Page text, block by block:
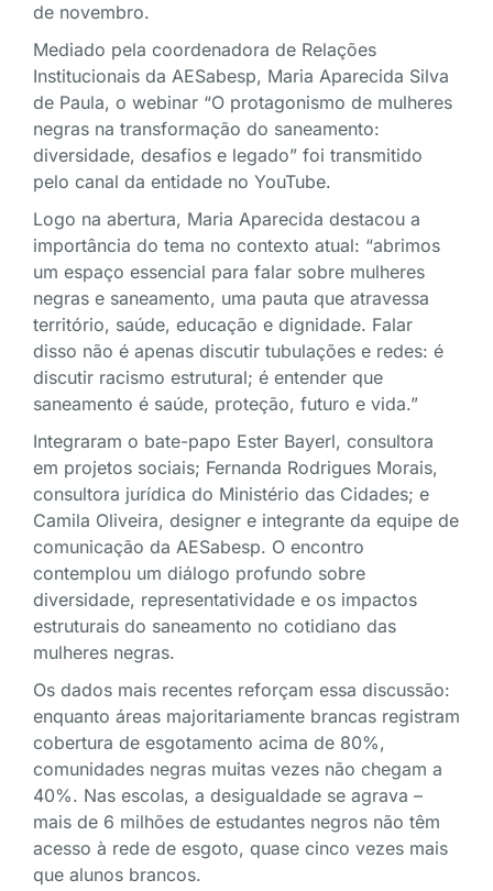
de novembro.
Mediado pela coordenadora de Relações
Institucionais da AESabesp, Maria Aparecida Silva
de Paula, o webinar “O protagonismo de mulheres
negras na transformação do saneamento:
diversidade, desafios e legado” foi transmitido
pelo canal da entidade no YouTube.
Logo na abertura, Maria Aparecida destacou a
importância do tema no contexto atual: “abrimos
um espaço essencial para falar sobre mulheres
negras e saneamento, uma pauta que atravessa
território, saúde, educação e dignidade. Falar
disso não é apenas discutir tubulações e redes: é
discutir racismo estrutural; é entender que
saneamento é saúde, proteção, futuro e vida.”
Integraram o bate-papo Ester Bayerl, consultora
em projetos sociais; Fernanda Rodrigues Morais,
consultora jurídica do Ministério das Cidades; e
Camila Oliveira, designer e integrante da equipe de
comunicação da AESabesp. O encontro
contemplou um diálogo profundo sobre
diversidade, representatividade e os impactos
estruturais do saneamento no cotidiano das
mulheres negras.
Os dados mais recentes reforçam essa discussão:
enquanto áreas majoritariamente brancas registram
cobertura de esgotamento acima de 80%,
comunidades negras muitas vezes não chegam a
40%. Nas escolas, a desigualdade se agrava –
mais de 6 milhões de estudantes negros não têm
acesso à rede de esgoto, quase cinco vezes mais
que alunos brancos.